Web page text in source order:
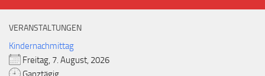
VERANSTALTUNGEN
Kindernachmittag
Freitag, 7. August, 2026